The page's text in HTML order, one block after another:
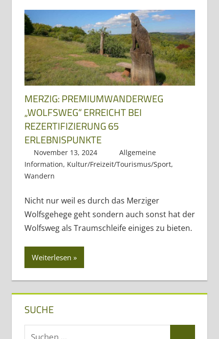
MERZIG: PREMIUMWANDERWEG
„WOLFSWEG“ ERREICHT BEI
REZERTIFIZIERUNG 65
ERLEBNISPUNKTE
November 13, 2024 Regio3
Allgemeine
Information, Kultur/Freizeit/Tourismus/Sport,
Wandern
Nicht nur weil es durch das Merziger
Wolfsgehege geht sondern auch sonst hat der
Wolfsweg als Traumschleife einiges zu bieten.
Weiterlesen
SUCHE
Suchen